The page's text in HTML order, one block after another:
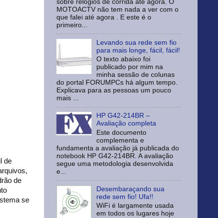
de
de
se
sobre relógios de corrida até agora. O
MOTOACTV não tem nada a ver com o
que falei até agora . E este é o
primeiro...
Levando sua rede sem fio
para mais longe, fácil, fácil!
O texto abaixo foi
publicado por mim na
minha sessão de colunas
do portal FORUMPCs há algum tempo.
Explicava para as pessoas um pouco
mais ...
HP G42-214BR –
Avaliação completa
Este documento
complementa e
fundamenta a avaliação já publicada do
notebook HP G42-214BR. A avaliação
segue uma metodologia desenvolvida
e...
Desembaraçando sua
rede sem fio! Ufa!!
WiFi é largamente usada
em todos os lugares hoje